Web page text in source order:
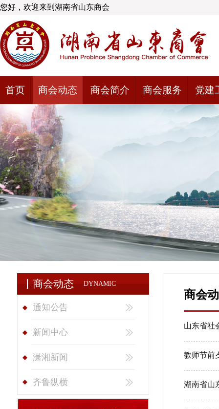
您好，欢迎来到湖南省山东商会
首页 商会动态 商会简介 商会服务 党建
商会动态 DYNAMIC
通知公告
新闻中心
潇湘新闻
齐鲁纵横
商会
山东省社
教师节前
湖南省山